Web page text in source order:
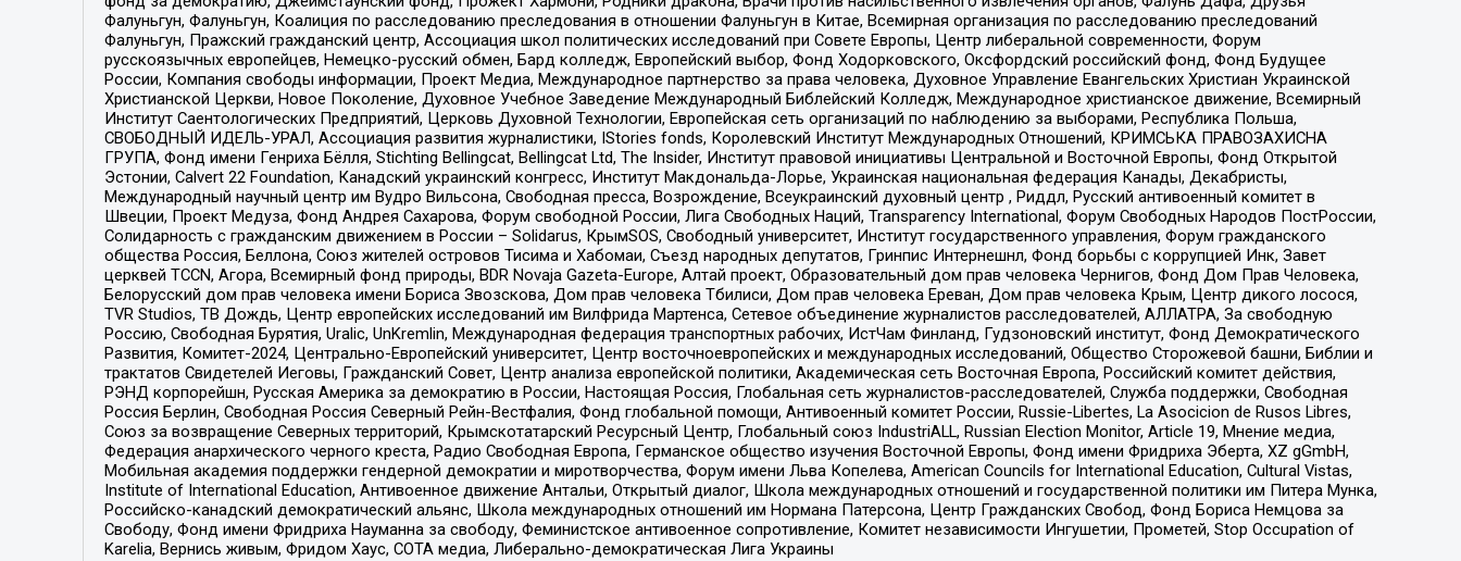
Фалуньгун, Фалуньгун, Коалиция по расследованию преследования в отношении Фалуньгун в Китае, Всемирная организация по расследованию преследований
Фалуньгун, Пражский гражданский центр, Ассоциация школ политических исследований при Совете Европы, Центр либеральной современности, Форум
русскоязычных европейцев, Немецко-русский обмен, Бард колледж, Европейский выбор, Фонд Ходорковского, Оксфордский российский фонд, Фонд Будущее
России, Компания свободы информации, Проект Медиа, Международное партнерство за права человека, Духовное Управление Евангельских Христиан Украинской
Христианской Церкви, Новое Поколение, Духовное Учебное Заведение Международный Библейский Колледж, Международное христианское движение, Всемирный
Институт Саентологических Предприятий, Церковь Духовной Технологии, Европейская сеть организаций по наблюдению за выборами, Республика Польша,
СВОБОДНЫЙ ИДЕЛЬ-УРАЛ, Ассоциация развития журналистики, IStories fonds, Королевский Институт Международных Отношений, КРИМСЬКА ПРАВОЗАХИСНА
ГРУПА, Фонд имени Генриха Бёлля, Stichting Bellingcat, Bellingcat Ltd, The Insider, Институт правовой инициативы Центральной и Восточной Европы, Фонд Открытой
Эстонии, Calvert 22 Foundation, Канадский украинский конгресс, Институт Макдональда-Лорье, Украинская национальная федерация Канады, Декабристы,
Международный научный центр им Вудро Вильсона, Свободная пресса, Возрождение, Всеукраинский духовный центр , Риддл, Русский антивоенный комитет в
Швеции, Проект Медуза, Фонд Андрея Сахарова, Форум свободной России, Лига Свободных Наций, Transparеncy International, Форум Свободных Народов ПостРоссии,
Солидарность с гражданским движением в России – Solidarus, КрымSOS, Свободный университет, Институт государственного управления, Форум гражданского
общества Россия, Беллона, Союз жителей островов Тисима и Хабомаи, Съезд народных депутатов, Гринпис Интернешнл, Фонд борьбы с коррупцией Инк, Завет
церквей TCCN, Агора, Всемирный фонд природы, BDR Novaja Gazeta-Europe, Алтай проект, Образовательный дом прав человека Чернигов, Фонд Дом Прав Человека,
Белорусский дом прав человека имени Бориса Звозскова, Дом прав человека Тбилиси, Дом прав человека Ереван, Дом прав человека Крым, Центр дикого лосося,
TVR Studios, ТВ Дождь, Центр европейских исследований им Вилфрида Мартенса, Сетевое объединение журналистов расследователей, АЛЛАТРА, За свободную
Россию, Свободная Бурятия, Uralic, UnKremlin, Международная федерация транспортных рабочих, ИстЧам Финланд, Гудзоновский институт, Фонд Демократического
Развития, Комитет-2024, Центрально-Европейский университет, Центр восточноевропейских и международных исследований, Общество Сторожевой башни, Библии и
трактатов Свидетелей Иеговы, Гражданский Совет, Центр анализа европейской политики, Академическая сеть Восточная Европа, Российский комитет действия,
РЭНД корпорейшн, Русская Америка за демократию в России, Настоящая Россия, Глобальная сеть журналистов-расследователей, Служба поддержки, Свободная
Россия Берлин, Свободная Россия Северный Рейн-Вестфалия, Фонд глобальной помощи, Антивоенный комитет России, Russie-Libertes, La Asocicion de Rusos Libres,
Союз за возвращение Северных территорий, Крымскотатарский Ресурсный Центр, Глобальный союз IndustriALL, Russian Election Monitor, Article 19, Мнение медиа,
Федерация анархического черного креста, Радио Свободная Европа, Германское общество изучения Восточной Европы, Фонд имени Фридриха Эберта, XZ gGmbH,
Мобильная академия поддержки гендерной демократии и миротворчества, Форум имени Льва Копелева, American Councils for International Education, Cultural Vistas,
Institute of International Education, Антивоенное движение Антальи, Открытый диалог, Школа международных отношений и государственной политики им Питера Мунка,
Российско-канадский демократический альянс, Школа международных отношений им Нормана Патерсона, Центр Гражданских Свобод, Фонд Бориса Немцова за
Свободу, Фонд имени Фридриха Науманна за свободу, Феминистское антивоенное сопротивление, Комитет независимости Ингушетии, Прометей, Stop Occupation of
Karelia, Вернись живым, Фридом Хаус, СОТА медиа, Либерально-демократическая Лига Украины